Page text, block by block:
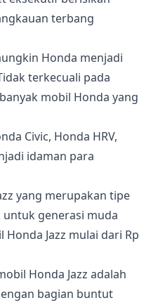
terbang
Honda menjadi
terkecuali pada
mobil Honda yang
Civic, Honda HRV,
idaman para
yang merupakan tipe
generasi muda
Jazz mulai dari Rp
Honda Jazz adalah
bagian buntut